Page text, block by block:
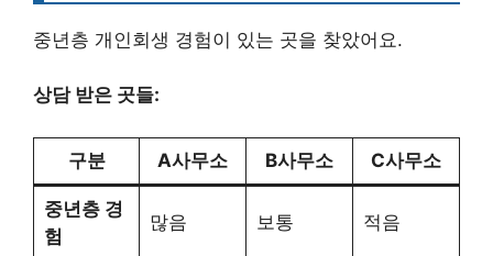
중년층 개인회생 경험이 있는 곳을 찾았어요.
상담 받은 곳들:
구분 A사무소 B사무소 C사무소
중년층 경
험
많음 보통 적음